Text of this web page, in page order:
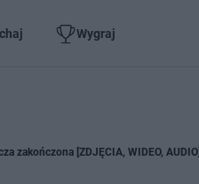
Wygraj
zakończona [ZDJĘCIA, WIDEO, AUDIO]